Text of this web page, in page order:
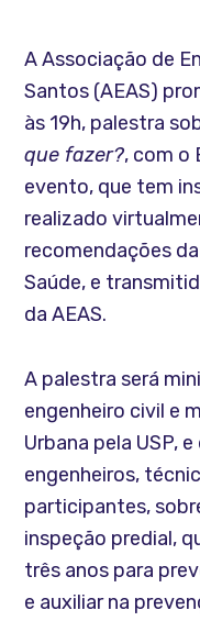
A Associação de
Santos (AEAS)
às 19h, palestra
que fazer?, com o
evento, que tem
realizado
recomendações
Saúde, e
da AEAS.
A palestra será
engenheiro civil e
Urbana pela USP,
engenheiros,
participantes,
inspeção predial,
três anos para
e auxiliar na